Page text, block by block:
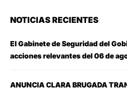
NOTICIAS RECIENTES
El Gabinete de Seguridad del
acciones relevantes del 06 de
ANUNCIA CLARA BRUGADA